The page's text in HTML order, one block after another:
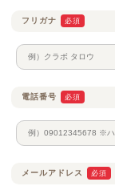
フリガナ 必須
電話番号 必須
メールアドレス 必須